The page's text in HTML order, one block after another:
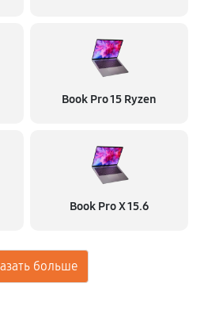
Book Pro 15 Ryzen
Book Pro X 15.6